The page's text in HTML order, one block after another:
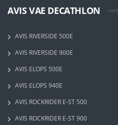
AVIS VAE DECATHLON
AVIS RIVERSIDE 500E
AVIS RIVERSIDE 900E
AVIS ELOPS 500E
AVIS ELOPS 940E
AVIS ROCKRIDER E-ST 500
AVIS ROCKRIDER E-ST 900